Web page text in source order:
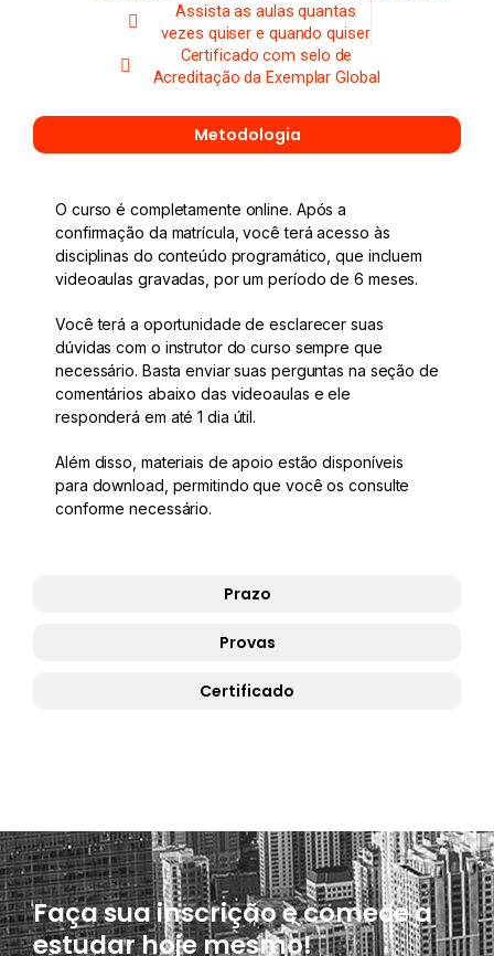
Assista as aulas quantas
vezes quiser e quando quiser
Certificado com selo de
Acreditação da Exemplar Global
Metodologia
Prazo
Provas
Certificado
O curso é completamente online. Após a
confirmação da matrícula, você terá acesso às
disciplinas do conteúdo programático, que incluem
videoaulas gravadas, por um período de 6 meses.
Você terá a oportunidade de esclarecer suas
dúvidas com o instrutor do curso sempre que
necessário. Basta enviar suas perguntas na seção de
comentários abaixo das videoaulas e ele
responderá em até 1 dia útil.
Além disso, materiais de apoio estão disponíveis
para download, permitindo que você os consulte
conforme necessário.
Faça sua inscrição e comece a
estudar hoje mesmo!